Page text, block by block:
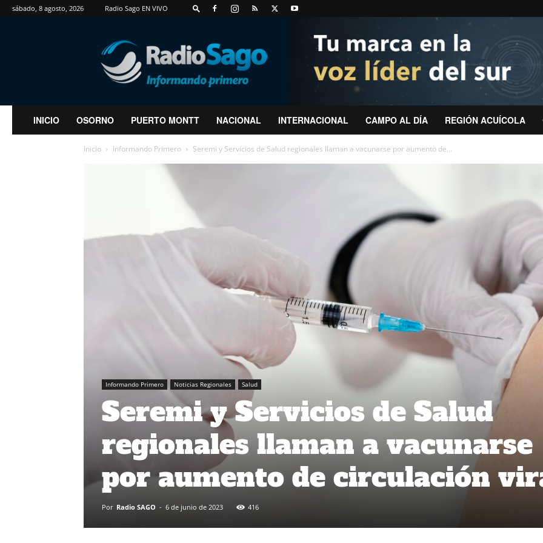
sábado, 8 agosto, 2026 Radio Sago EN VIVO
RadioSago
INICIO OSORNO PUERTO MONTT NACIONAL INTERNACIONAL CAMPO AL DÍA REGIÓN ACUÍCOLA
Inicio Informando Primero Seremi y Servicios de Salud regionales llaman a vacunarse por aumento de...
Informando Primero Noticias Regionales Salud
Seremi y Servicios de Salud
regionales llaman a vacunarse
por aumento de circulación
Por Radio SAGO - 6 de junio de 2023 416